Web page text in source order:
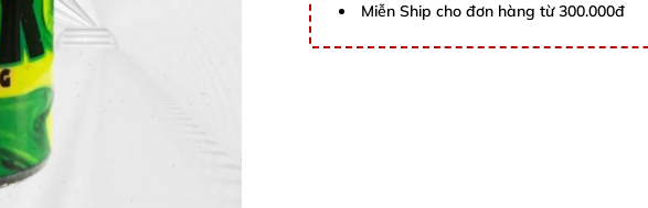
Miễn Ship cho đơn hàng từ 300.000đ